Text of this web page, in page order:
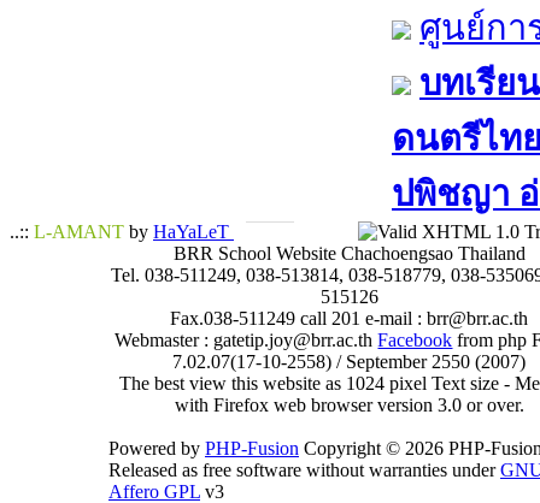
ศูนย์กา
บทเรีย
ดนตรีไท
ปพิชญา​ อ่
..:: L-AMANT by HaYaLeT
BRR School Website Chachoengsao Thailand
Tel. 038-511249, 038-513814, 038-518779, 038-
515126
Fax.038-511249 call 201 e-mail : brr@brr.ac.th
Webmaster : gatetip.joy@brr.ac.thFacebook from php
7.02.07(17-10-2558) / September 2550 (2007)
The best view this website as 1024 pixel Text size -
with Firefox web browser version 3.0 or over.
Powered by PHP-Fusion Copyright © 2026 PHP-
Released as free software without warranties under
Affero GPL v3